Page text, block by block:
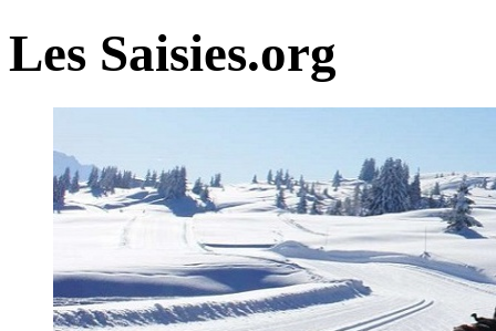
Les Saisies.org